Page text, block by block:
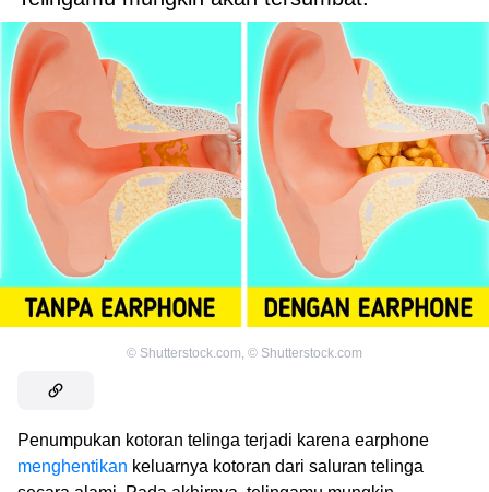
© Shutterstock.com © Shutterstock.com
Penumpukan kotoran telinga terjadi karena earphone
menghentikan keluarnya kotoran dari saluran telinga